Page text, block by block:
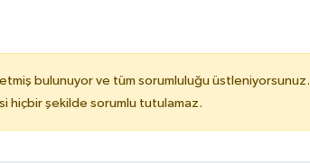
bulunuyor ve tüm sorumluluğu üstleniyorsunuz.
hiçbir şekilde sorumlu tutulamaz.